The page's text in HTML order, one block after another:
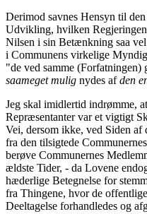
Derimod savnes Hensyn til
Udvikling, hvilken
Nilsen i sin Betænkning saa
i Communens virkelige
"de ved samme (Forfatningen)
saameget mulig nydes afden
Jeg skal imidlertid indrømme,
Repræsentanter var et vigtigt
Vei, dersom ikke, ved Siden af
fra den tilsigtede
berøve Communernes
ældste Tider, - da Lovene
hæderlige Betegnelse for
fra Thingene, hvor de
Deeltagelse forhandledes og